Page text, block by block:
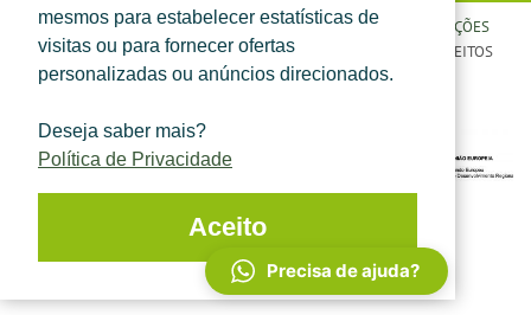
mesmos para estabelecer estatísticas de
visitas ou para fornecer ofertas
personalizadas ou anúncios direcionados.
Deseja saber mais?
Política de Privacidade
Aceito
POLÍTICA DE PRIVACIDADE|TERMOS E CONDIÇÕES
CONDIÇÕES
GERAIS DE VENDA | ©TOPFARMA, LDA. 2022.
TODOS OS DIREITOS
RESERVADOS.
Precisa de ajuda?